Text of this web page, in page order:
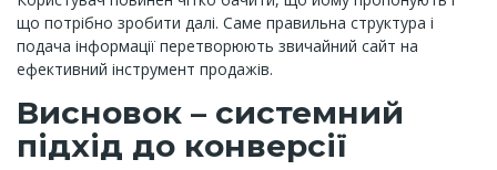
що потрібно зробити далі. Саме правильна структура і
подача інформації перетворюють звичайний сайт на
ефективний інструмент продажів.
Висновок – системний
підхід до конверсії